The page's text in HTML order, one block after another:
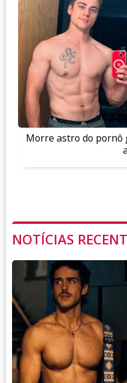
Morre astro do pornô
NOTÍCIAS